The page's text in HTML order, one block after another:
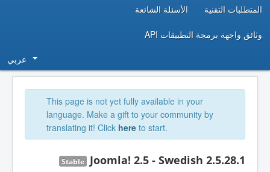
المتطلبات التقنية الأسئلة الشائعة
وثائق واجهة برمجة التطبيقات API
عربي
This page is not yet fully available in your
language. Make a gift to your community by
translating it! Click here to start.
Joomla! 2.5 - Swedish 2.5.28.1
Stable